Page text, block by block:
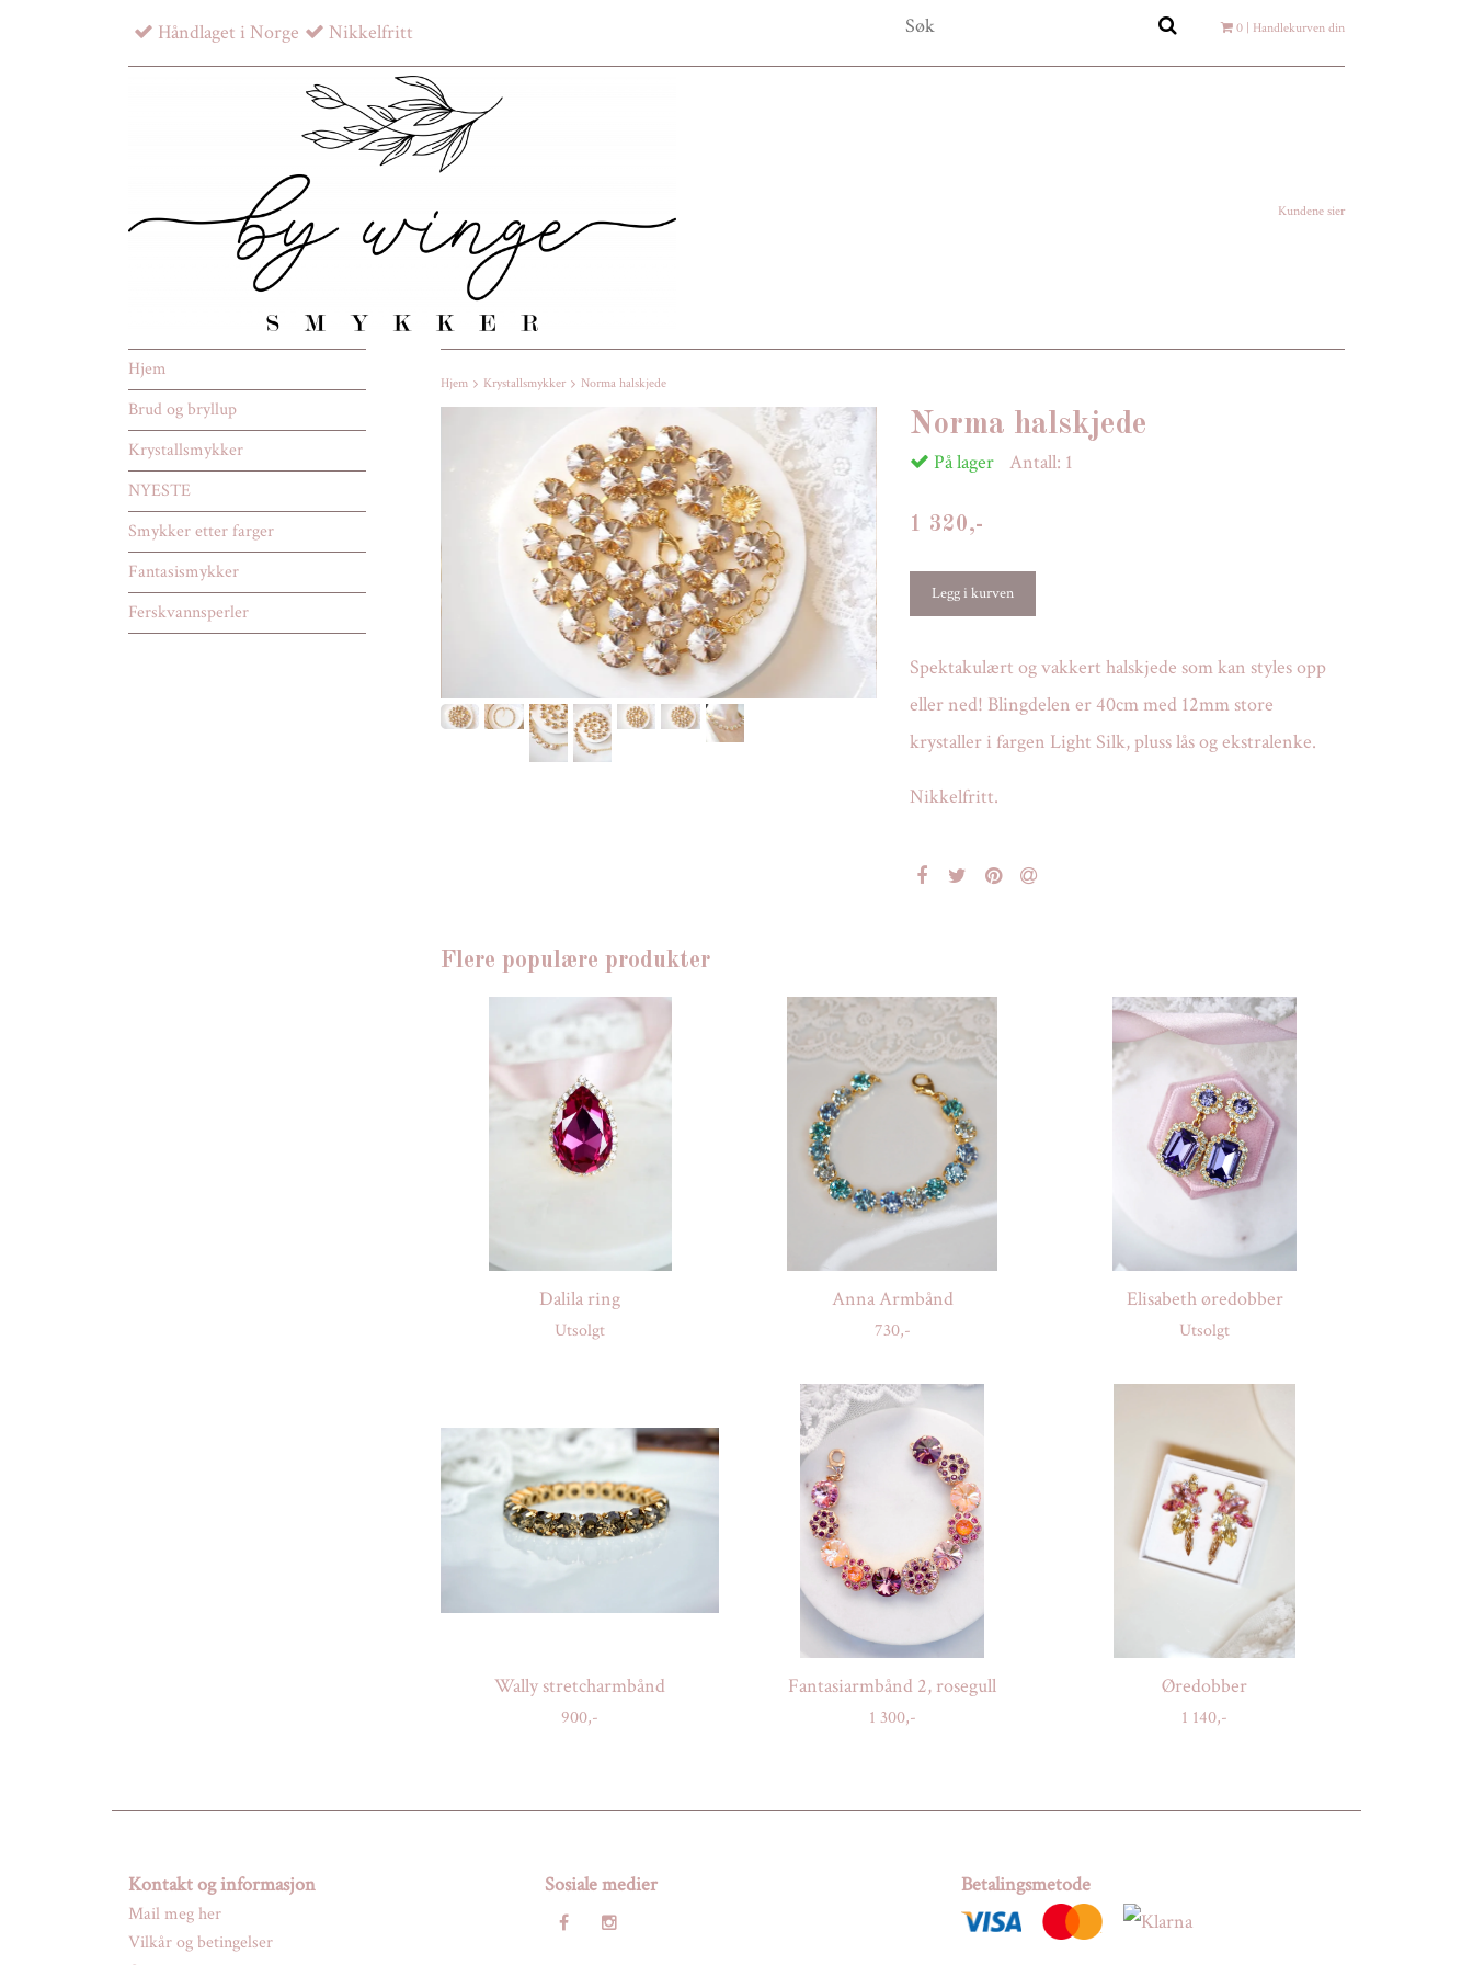
Håndlaget i Norge Nikkelfritt 0 | Handlekurven din
Kundene sier
Hjem
Brud og bryllup
Krystallsmykker
NYESTE
Smykker etter farger
Fantasismykker
Ferskvannsperler
Hjem Krystallsmykker Norma halskjede
Norma halskjede
På lager Antall: 1
1 320,-
Spektakulært og vakkert halskjede som kan styles opp
eller ned! Blingdelen er 40cm med 12mm store
krystaller i fargen Light Silk, pluss lås og ekstralenke.
Nikkelfritt.
Flere populære produkter
Dalila ring
Utsolgt
Anna Armbånd
730,-
Elisabeth øredobber
Utsolgt
Wally stretcharmbånd
900,-
Fantasiarmbånd 2, rosegull
1 300,-
Øredobber
1 140,-
Kontakt og informasjon
Mail meg her
Vilkår og betingelser
Sosiale medier Betalingsmetode